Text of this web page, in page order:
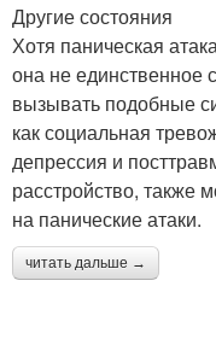
Другие состояния
Хотя паническая
она не единственное
вызывать подобные
как социальная
депрессия и
расстройство, также
на панические атаки.
читать дальше →